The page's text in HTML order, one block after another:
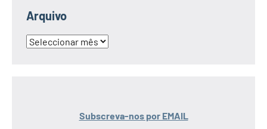
Arquivo
Arquivo
Subscreva-nos por EMAIL